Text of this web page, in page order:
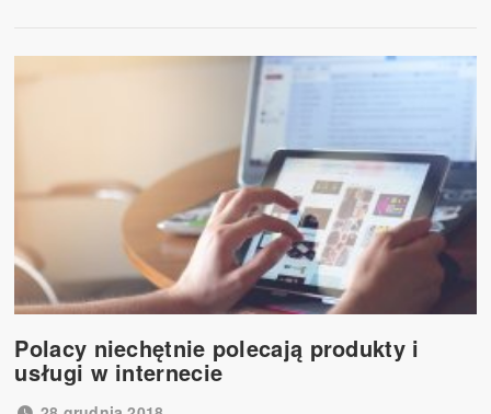
Polacy niechętnie polecają produkty i
usługi w internecie